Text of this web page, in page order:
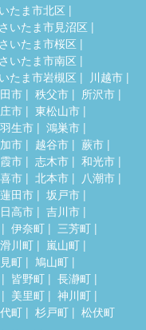
たま市北区
さいたま市見沼区
さいたま市桜区
さいたま市南区
たま市岩槻区
川越市
市 秩父市
所沢市
市
東松山市
羽生市
鴻巣市
市 越谷市
蕨市
市 志木市
和光市
市 北本市
八潮市
蓮田市
坂戸市
日高市
吉川市
伊奈町
三芳町
滑川町
嵐山町
町
鳩山町
皆野町
長瀞町
美里町
神川町
町 杉戸町 松伏町